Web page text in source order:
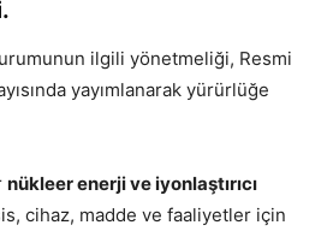
ilgili yönetmeliği, Resmi
yayımlanarak yürürlüğe
nükleer enerji ve iyonlaştırıcı
cihaz, madde ve faaliyetler için